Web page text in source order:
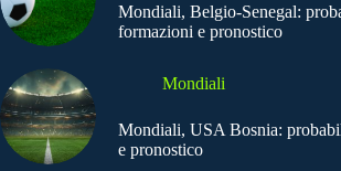
Mondiali, Belgio-Senegal:
formazioni e pronostico
Mondiali
Mondiali, USA Bosnia:
e pronostico